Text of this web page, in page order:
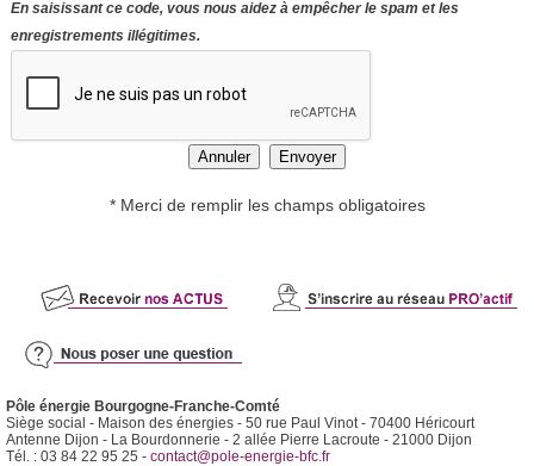
En saisissant ce code, vous nous aidez à empêcher le spam et les
enregistrements illégitimes.
* Merci de remplir les champs obligatoires
Pôle énergie Bourgogne-Franche-Comté
Siège social - Maison des énergies - 50 rue Paul Vinot - 70400 Héricourt
Antenne Dijon - La Bourdonnerie - 2 allée Pierre Lacroute - 21000 Dijon
Tél. : 03 84 22 95 25 - contact@pole-energie-bfc.fr